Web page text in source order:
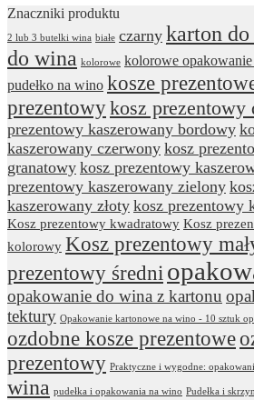
Znaczniki produktu
2 lub 3 butelki wina białe czarny karton
do wina kolorowe kolorowe
pudełko na wino kosze
prezentowykosz prezentowy
prezentowy kaszerowany bordowy
kaszerowany czerwony kosz
granatowy kosz prezentowy
prezentowy kaszerowany zielony
kaszerowany złoty kosz prezentowy
Kosz prezentowy kwadratowy Kosz
kolorowy Kosz prezentowy
prezentowy średni
opakowanie do wina z kartonu
tektury Opakowanie kartonowe na wino - 10 sztuk
ozdobne kosze prezentowe
prezentowy Praktyczne i wygodne:
wina pudełka i opakowania na wino Pudełka i